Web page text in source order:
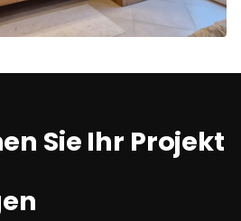
Sie Ihr Projekt